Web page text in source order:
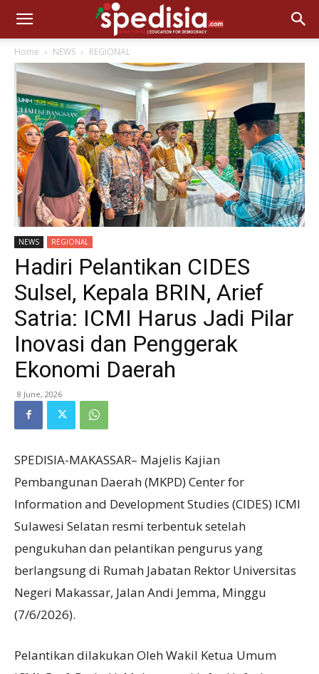
Home NEWS REGIONAL
NEWS REGIONAL
Hadiri Pelantikan CIDES
Sulsel, Kepala BRIN, Arief
Satria: ICMI Harus Jadi Pilar
Inovasi dan Penggerak
Ekonomi Daerah
8 June, 2026
SPEDISIA-MAKASSAR– Majelis Kajian
Pembangunan Daerah (MKPD) Center for
Information and Development Studies (CIDES) ICMI
Sulawesi Selatan resmi terbentuk setelah
pengukuhan dan pelantikan pengurus yang
berlangsung di Rumah Jabatan Rektor Universitas
Negeri Makassar, Jalan Andi Jemma, Minggu
(7/6/2026).
Pelantikan dilakukan Oleh Wakil Ketua Umum